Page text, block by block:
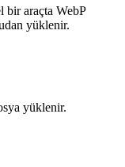
bir araçta WebP
yüklenir.
yüklenir.